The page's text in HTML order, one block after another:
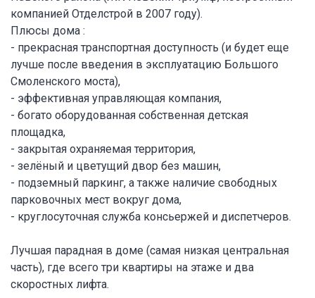
компанией Отделстрой в 2007 году).
Плюсы дома :
- прекрасная транспортная доступность (и будет еще
лучше после введения в эксплуатацию Большого
Смоленского моста),
- эффективная управляющая компания,
- богато оборудованная собственная детская
площадка,
- закрытая охраняемая территория,
- зелёный и цветущий двор без машин,
- подземный паркинг, а также наличие свободных
парковочных мест вокруг дома,
- круглосуточная служба консьержей и диспетчеров.
Лучшая парадная в доме (самая низкая центральная
часть), где всего три квартиры на этаже и два
скоростных лифта.